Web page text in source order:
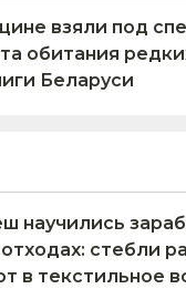
взяли под
обитания
Беларуси
научились
стебли
в текстильное